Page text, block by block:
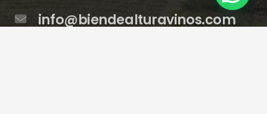
info@biendealturavinos.com